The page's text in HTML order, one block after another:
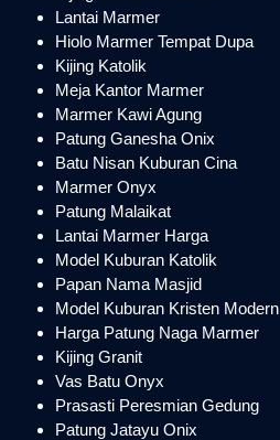
Lantai Marmer
Hiolo Marmer Tempat Dupa
Kijing Katolik
Meja Kantor Marmer
Marmer Kawi Agung
Patung Ganesha Onix
Batu Nisan Kuburan Cina
Marmer Onyx
Patung Malaikat
Lantai Marmer Harga
Model Kuburan Katolik
Papan Nama Masjid
Model Kuburan Kristen Modern
Harga Patung Naga Marmer
Kijing Granit
Vas Batu Onyx
Prasasti Peresmian Gedung
Patung Jatayu Onix